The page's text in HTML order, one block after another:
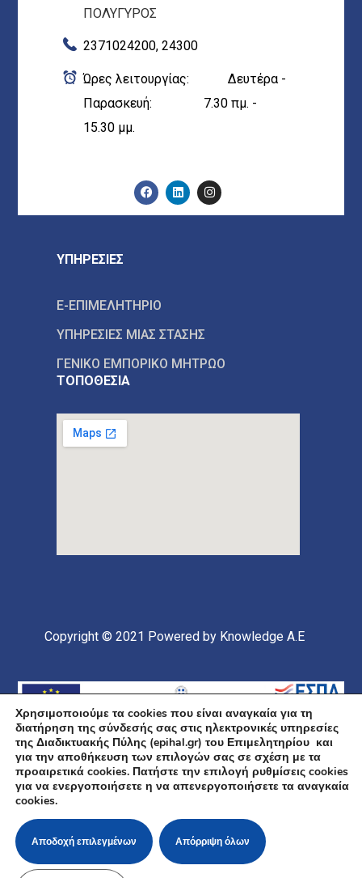
ΠΟΛΥΓΥΡΟΣ
2371024200, 24300
Ώρες λειτουργίας: Δευτέρα -
Παρασκευή: 7.30 πμ. -
15.30 μμ.
ΥΠΗΡΕΣΙΕΣ
E-ΕΠΙΜΕΛΗΤΗΡΙΟ
ΥΠΗΡΕΣΙΕΣ ΜΙΑΣ ΣΤΑΣΗΣ
ΓΕΝΙΚΟ ΕΜΠΟΡΙΚΟ ΜΗΤΡΩΟ
ΤΟΠΟΘΕΣΙΑ
Copyright © 2021 Powered by Knowledge A.E
Υποέργο 1 Πράξης: «Ανάπτυξη και Αναβάθμιση
Ηλεκτρονικής Υποδομής και Ψηφιακών Υπηρεσιών του
Επιμελητηρίου Χαλκιδικής» Επιχειρησιακό Πρόγραμμα
«Κεντρική Μακεδονία» Συγχρηματοδοτείται από την
Ευρωπαϊκή Ένωση (Ευρωπαϊκό Ταμείο Περιφερειακής
Ανάπτυξης ΕΤΠΑ) και από εθνικούς πόρους μέσω του
ΠΔΕ
Χρησιμοποιούμε τα cookies που είναι αναγκαία για τη
διατήρηση της σύνδεσής σας στις ηλεκτρονικές υπηρεσίες
της Διαδικτυακής Πύλης (epihal.gr) του Επιμελητηρίου και
για την αποθήκευση των επιλογών σας σε σχέση με τα
προαιρετικά cookies. Πατήστε την επιλογή ρυθμίσεις cookies
για να ενεργοποιήσετε η να απενεργοποιήσετε τα αναγκαία
cookies.
Αποδοχή επιλεγμένων Απόρριψη όλων